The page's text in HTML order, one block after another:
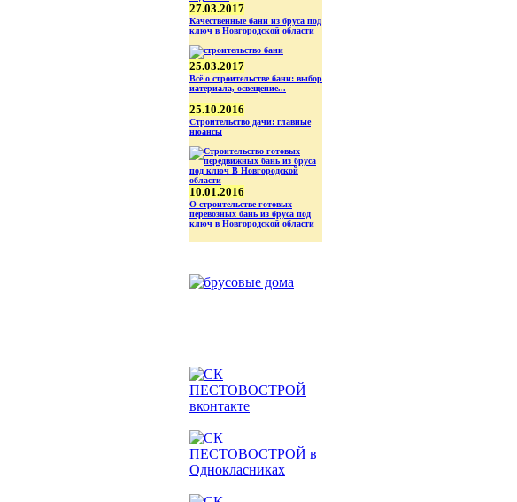
27.03.2017
Качественные бани из бруса под
ключ в Новгородской области
25.03.2017
Всё о строительстве бани: выбор
иатериала, освещение...
25.10.2016
Строительство дачи: главные
нюансы
10.01.2016
О строительстве готовых
перевозных бань из бруса под
ключ в Новгородской области